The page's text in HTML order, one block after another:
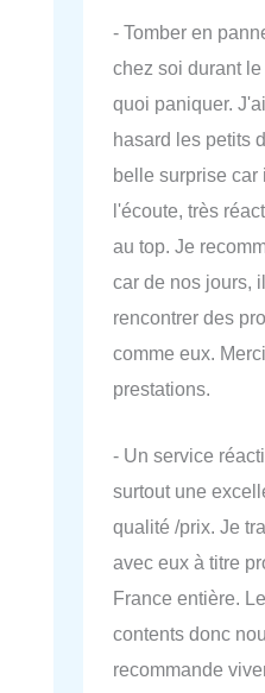
- Tomber en
chez soi durant
quoi paniquer.
hasard les petits
belle surprise car
l'écoute, très
au top. Je
car de nos jours,
rencontrer des
comme eux.
prestations.
- Un service
surtout une
qualité /prix. Je
avec eux à titre
France entière.
contents donc
recommande